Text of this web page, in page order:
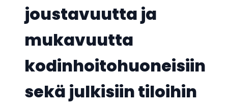
joustavuutta ja
mukavuutta
kodinhoitohuoneisiin
sekä julkisiin tiloihin